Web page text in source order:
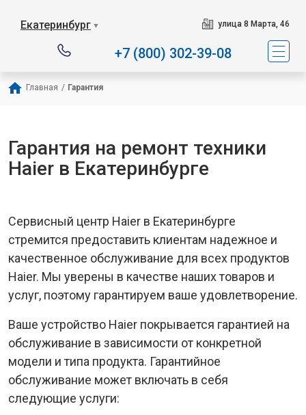
Екатеринбург ▼ улица 8 Марта, 46
+7 (800) 302-39-08
Главная / Гарантия
Гарантия на ремонт техники
Haier в Екатеринбурге
Сервисный центр Haier в Екатеринбурге
стремится предоставить клиентам надежное и
качественное обслуживание для всех продуктов
Haier. Мы уверены в качестве наших товаров и
услуг, поэтому гарантируем ваше удовлетворение.
Ваше устройство Haier покрывается гарантией на
обслуживание в зависимости от конкретной
модели и типа продукта. Гарантийное
обслуживание может включать в себя
следующие услуги: